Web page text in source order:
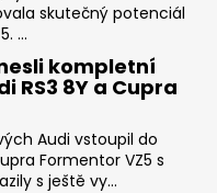
skutečný potenciál
...
kompletní
RS3 8Y a Cupra
Audi vstoupil do
Formentor VZ5 s
s ještě vy...